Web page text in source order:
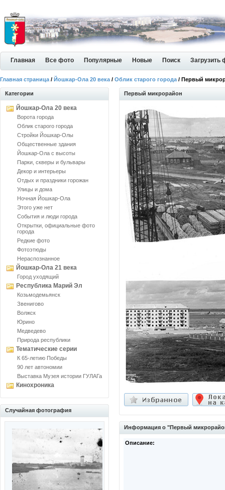
Главная Все фото Популярные Новые Поиск Загрузить
Главная страница / Йошкар-Ола 20 века / Облик старого города / Первый
Категории
Йошкар-Ола 20 века
Ворота города
Облик старого города
Стройки Йошкар-Олы
Общественные здания
Йошкар-Ола с высоты
Парки, скверы и бульвары
Декор и интерьеры
Отдых и праздники горожан
Улицы и дома
Ночная Йошкар-Ола
Этого уже нет
События и люди города
Открытки, официальные фото
города
Редкие фото
Фотоэтюды
Нераспознанное
Йошкар-Ола 21 века
Город уходящий
Республика Марий Эл
Козьмодемьянск
Звенигово
Волжск
Юрино
Медведево
Природа республики
Тематические серии
К 65-летию Победы
90 лет автономии
Выставка Музея истории ГУЛАГа
Кинохроника
Случайная фотография
Первый микрорайон
Информация о "Первый
Описание: